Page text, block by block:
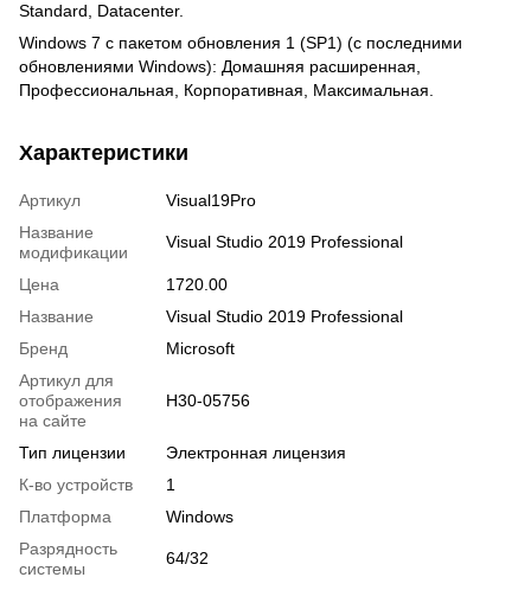
Standard, Datacenter.
Windows 7 с пакетом обновления 1 (SP1) (с последними
обновлениями Windows): Домашняя расширенная,
Профессиональная, Корпоративная, Максимальная.
Характеристики
Артикул
Visual19Pro
Название
модификации
Visual Studio 2019 Professional
Цена
1720.00
Название
Visual Studio 2019 Professional
Бренд
Microsoft
Артикул для
отображения
на сайте
H30-05756
Тип лицензии
Электронная лицензия
К-во устройств
1
Платформа
Windows
Разрядность
системы
64/32